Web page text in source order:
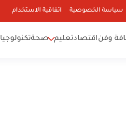
سياسة الخصوصية اتفاقية الاستخدام
وفناقتصادتعليم صحةتكنولوجيا